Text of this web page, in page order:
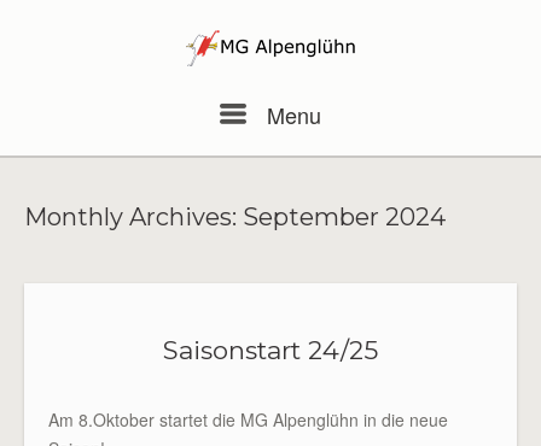
Menu
Monthly Archives: September 2024
Saisonstart 24/25
Am 8.Oktober startet die MG Alpenglühn in die neue